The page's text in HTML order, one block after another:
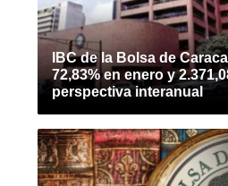
IBC de la Bolsa de
72,83% en enero y
perspectiva interanual